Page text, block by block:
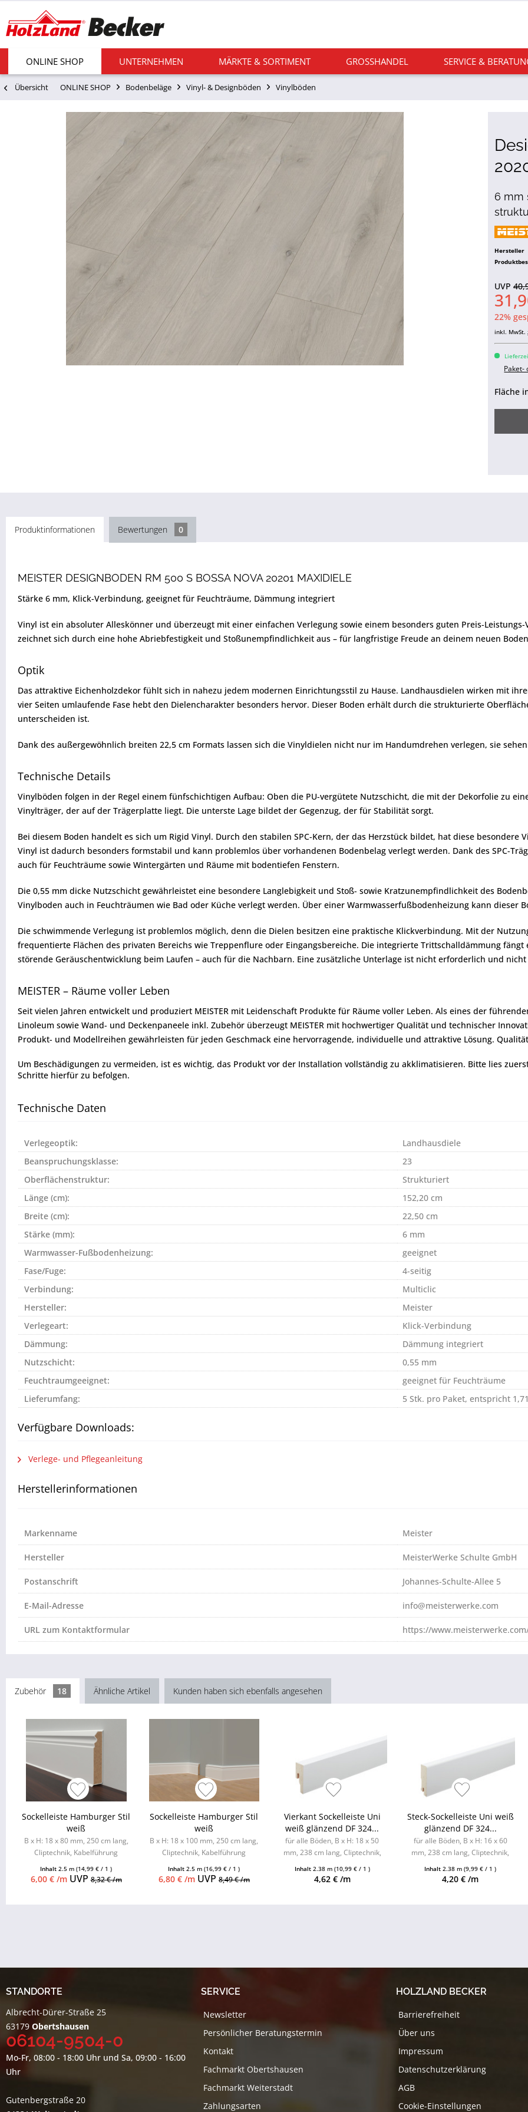
ONLINE SHOP UNTERNEHMEN MÄRKTE & SORTIMENT GROSSHANDEL SERVICE &
Übersicht ONLINE SHOP Bodenbeläge Vinyl- & Designböden Vinylböden
6 mm
Hersteller
UVP
22%
inkl. MwSt.
Paket-
Fläche
Produktinformationen Bewertungen 0
MEISTER DESIGNBODEN RM 500 S BOSSA NOVA 20201 MAXIDIELE
Stärke 6 mm, Klick-Verbindung, geeignet für Feuchträume, Dämmung integriert
Vinyl ist ein absoluter Alleskönner und überzeugt mit einer einfachen Verlegung sowie einem besonders guten Preis-
zeichnet sich durch eine hohe Abriebfestigkeit und Stoßunempfindlichkeit aus – für langfristige Freude an deinem neuen
Optik
Das attraktive Eichenholzdekor fühlt sich in nahezu jedem modernen Einrichtungsstil zu Hause. Landhausdielen wirken mit
vier Seiten umlaufende Fase hebt den Dielencharakter besonders hervor. Dieser Boden erhält durch die strukturierte
unterscheiden ist.
Dank des außergewöhnlich breiten 22,5 cm Formats lassen sich die Vinyldielen nicht nur im Handumdrehen verlegen, sie
Technische Details
Vinylböden folgen in der Regel einem fünfschichtigen Aufbau: Oben die PU-vergütete Nutzschicht, die mit der Dekorfolie zu
Vinylträger, der auf der Trägerplatte liegt. Die unterste Lage bildet der Gegenzug, der für Stabilität sorgt.
Bei diesem Boden handelt es sich um Rigid Vinyl. Durch den stabilen SPC-Kern, der das Herzstück bildet, hat diese
Vinyl ist dadurch besonders formstabil und kann problemlos über vorhandenen Bodenbelag verlegt werden. Dank des SPC-
auch für Feuchträume sowie Wintergärten und Räume mit bodentiefen Fenstern.
Die 0,55 mm dicke Nutzschicht gewährleistet eine besondere Langlebigkeit und Stoß- sowie Kratzunempfindlichkeit des
Vinylboden auch in Feuchträumen wie Bad oder Küche verlegt werden. Über einer Warmwasserfußbodenheizung kann dieser
Die schwimmende Verlegung ist problemlos möglich, denn die Dielen besitzen eine praktische Klickverbindung. Mit der
frequentierte Flächen des privaten Bereichs wie Treppenflure oder Eingangsbereiche. Die integrierte Trittschalldämmung
störende Geräuschentwicklung beim Laufen – auch für die Nachbarn. Eine zusätzliche Unterlage ist nicht erforderlich und nicht
MEISTER – Räume voller Leben
Seit vielen Jahren entwickelt und produziert MEISTER mit Leidenschaft Produkte für Räume voller Leben. Als eines der
Linoleum sowie Wand- und Deckenpaneele inkl. Zubehör überzeugt MEISTER mit hochwertiger Qualität und technischer
Produkt- und Modellreihen gewährleisten für jeden Geschmack eine hervorragende, individuelle und attraktive Lösung.
Um Beschädigungen zu vermeiden, ist es wichtig, das Produkt vor der Installation vollständig zu akklimatisieren. Bitte lies
Schritte hierfür zu befolgen.
Technische Daten
Verlegeoptik:
Landhausdiele
Beanspruchungsklasse:
23
Oberflächenstruktur:
Strukturiert
Länge (cm):
152,20 cm
Breite (cm):
22,50 cm
Stärke (mm):
6 mm
Warmwasser-Fußbodenheizung:
geeignet
Fase/Fuge:
4-seitig
Verbindung:
Multiclic
Hersteller:
Meister
Verlegeart:
Klick-Verbindung
Dämmung:
Dämmung integriert
Nutzschicht:
0,55 mm
Feuchtraumgeeignet:
geeignet für Feuchträume
Lieferumfang:
5 Stk. pro Paket, entspricht
Verfügbare Downloads:
Verlege- und Pflegeanleitung
Herstellerinformationen
Markenname Meister
Hersteller MeisterWerke Schulte GmbH
Postanschrift Johannes-Schulte-Allee 5
E-Mail-Adresse info@meisterwerke.com
URL zum Kontaktformular https://
Zubehör 18 Ähnliche Artikel Kunden haben sich ebenfalls angesehen
Sockelleiste Hamburger Stil
weiß
B x H: 18 x 80 mm, 250 cm lang,
Cliptechnik, Kabelführung
Zubehör...
Inhalt2.5 m(14,99 € / 1 )
6,00 € /mUVP8,32 € /m
Sockelleiste Hamburger Stil
weiß
B x H: 18 x 100 mm, 250 cm lang,
Cliptechnik, Kabelführung
Zubehör...
Inhalt2.5 m(16,99 € / 1 )
6,80 € /mUVP 8,49 € /m
Vierkant Sockelleiste Uni
weiß glänzend DF 324...
für alle Böden, B x H: 18 x 50
mm, 238 cm lang, Cliptechnik,
erhältlich
Inhalt 2.38 m (10,99 € / 1 )
4,62 € /m
Steck-Sockelleiste Uni weiß
glänzend DF 324...
für alle Böden, B x H: 16 x 60
mm, 238 cm lang, Cliptechnik,
erhältlich
Inhalt2.38 m(9,99 € / 1 )
4,20 € /m
STANDORTE
Albrecht-Dürer-Straße 25
63179 Obertshausen
06104-9504-0
Mo-Fr, 08:00 - 18:00 Uhr und Sa, 09:00 - 16:00
Uhr
Gutenbergstraße 20
SERVICE
Newsletter
Persönlicher Beratungstermin
Kontakt
Fachmarkt Obertshausen
Fachmarkt Weiterstadt
Zahlungsarten
HOLZLAND BECKER
Barrierefreiheit
Über uns
Impressum
Datenschutzerklärung
AGB
Cookie-Einstellungen